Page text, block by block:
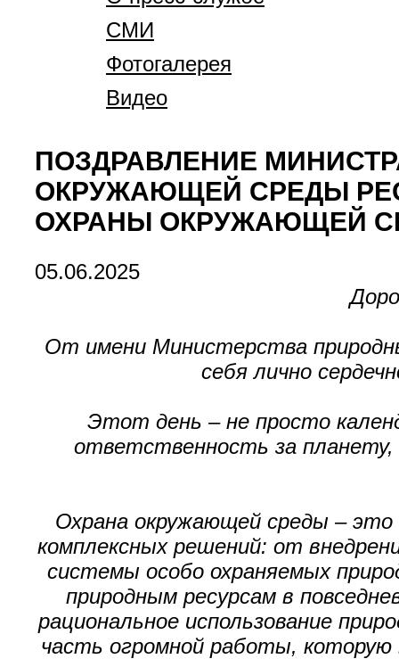
СМИ
Фотогалерея
Видео
ПОЗДРАВЛЕНИЕ
ОКРУЖАЮЩЕЙ СРЕДЫ
ОХРАНЫ ОКРУЖАЮЩЕЙ
05.06.2025
От имени Министерства
себя лично
Этот день – не просто
ответственность за планету,
Охрана окружающей среды –
комплексных решений: от
системы особо охраняемых
природным ресурсам в
рациональное использование
часть огромной работы,